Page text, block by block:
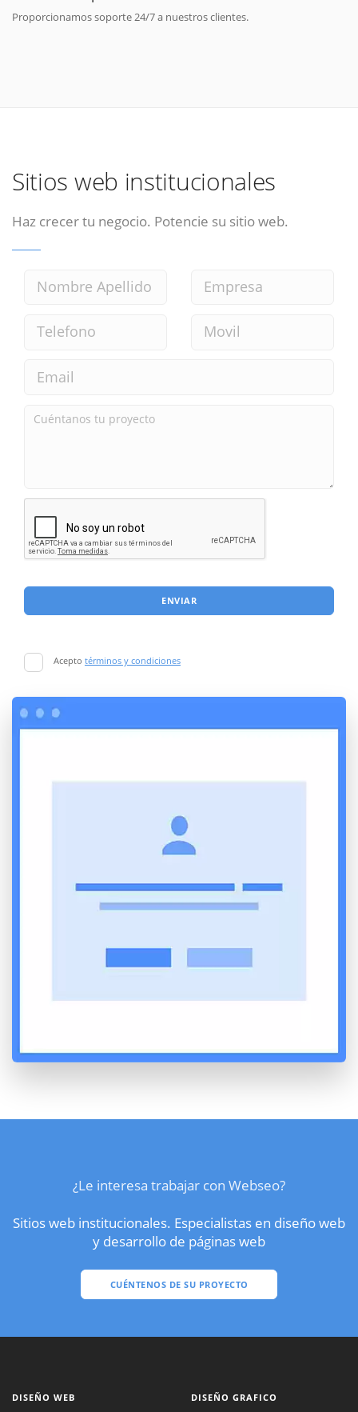
Proporcionamos soporte 24/7 a nuestros clientes.
Sitios web institucionales
Haz crecer tu negocio. Potencie su sitio web.
ENVIAR
Acepto términos y condiciones
¿Le interesa trabajar con Webseo?
Sitios web institucionales. Especialistas en diseño web
y desarrollo de páginas web
CUÉNTENOS DE SU PROYECTO
DISEÑO WEB DISEÑO GRAFICO